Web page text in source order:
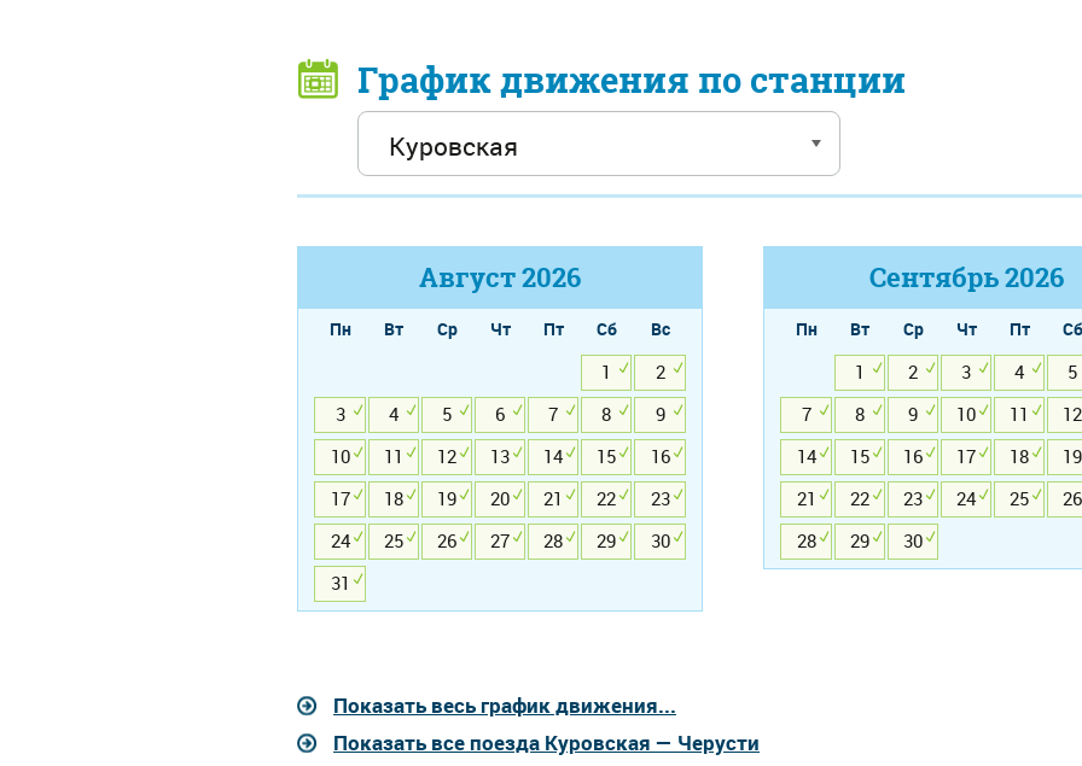
График движения по станции
Август2026
Пн Вт Ср Чт Пт Сб
Вс
1
2
3
4 5 6 7 8
9
10
11 12 13 14 15
16
17
18 19 20 21 22
23
24
25 26 27 28 29
30
31
Сентябрь2026
Пн Вт Ср Чт Пт Сб
1
2 3 4 5
7
8 9 10 11 12
14
15 16 17 18 19
21
22 23 24 25 26
28
29 30
Показать весь график движения...
Показать все поезда Куровская — Черусти